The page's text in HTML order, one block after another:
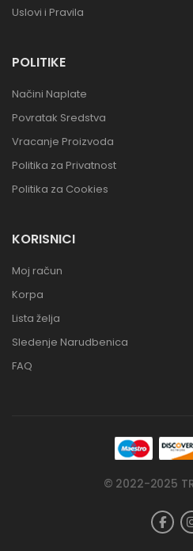
Uslovi i Pravila
POLITIKE
Načini Naplate
Povratak Sredstva
Vracanje Proizvoda
Politika za Privatnost
Politika za Cookies
KORISNICI
Moj račun
Korpa
Lista želja
Sledenje Narudbenica
FAQ
© 2022-2025